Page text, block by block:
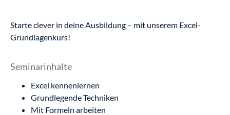
Starte clever in deine Ausbildung – mit unserem Excel-
Grundlagenkurs!
Seminarinhalte
Excel kennenlernen
Grundlegende Techniken
Mit Formeln arbeiten